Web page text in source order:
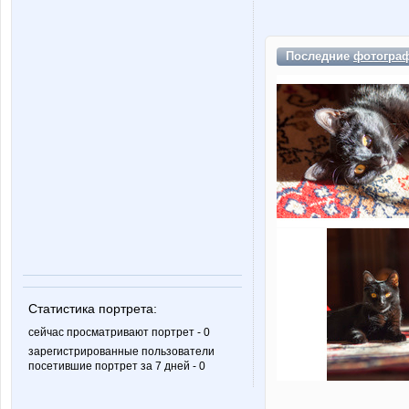
Статистика портрета:
сейчас просматривают портрет - 0
зарегистрированные пользователи
посетившие портрет за 7 дней - 0
Последние